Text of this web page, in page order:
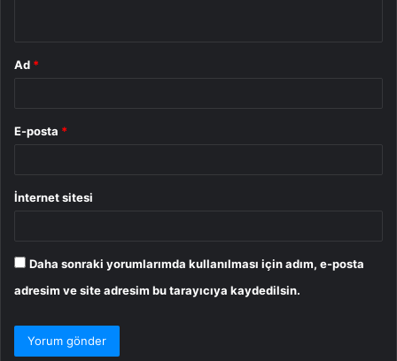
Ad *
E-posta *
İnternet sitesi
Daha sonraki yorumlarımda kullanılması için adım, e-posta
adresim ve site adresim bu tarayıcıya kaydedilsin.